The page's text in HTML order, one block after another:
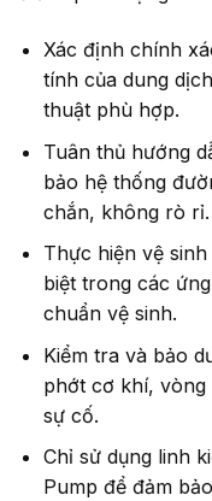
Xác định chính
tính của dung
thuật phù hợp.
Tuân thủ hướng
bảo hệ thống
chắn, không rò rỉ.
Thực hiện vệ
biệt trong các
chuẩn vệ sinh.
Kiểm tra và bảo
phớt cơ khí, vòng
sự cố.
Chỉ sử dụng linh
Pump để đảm